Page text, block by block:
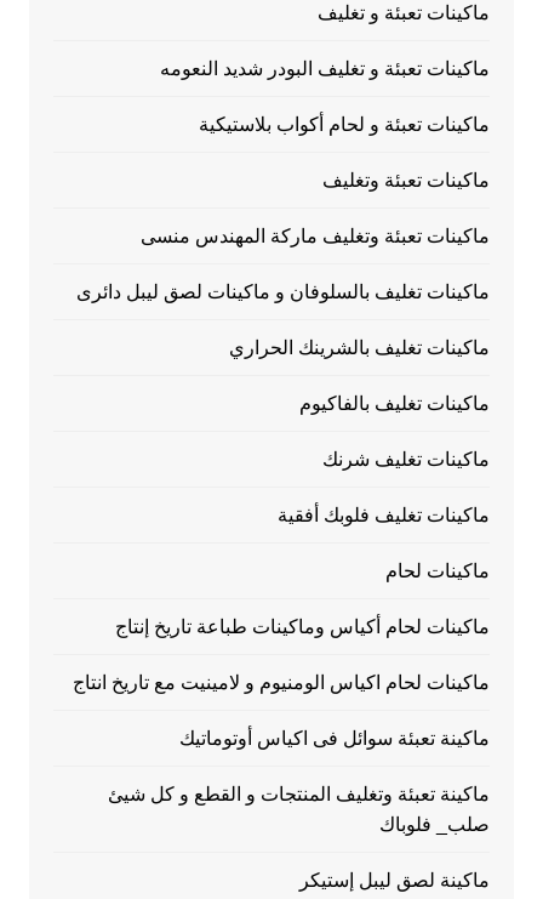
ماكينات تعبئة و تغليف
ماكينات تعبئة و تغليف البودر شديد النعومه
ماكينات تعبئة و لحام أكواب بلاستيكية
ماكينات تعبئة وتغليف
ماكينات تعبئة وتغليف ماركة المهندس منسى
ماكينات تغليف بالسلوفان و ماكينات لصق ليبل دائرى
ماكينات تغليف بالشرينك الحراري
ماكينات تغليف بالفاكيوم
ماكينات تغليف شرنك
ماكينات تغليف فلوبك أفقية
ماكينات لحام
ماكينات لحام أكياس وماكينات طباعة تاريخ إنتاج
ماكينات لحام اكياس الومنيوم و لامينيت مع تاريخ انتاج
ماكينة تعبئة سوائل فى اكياس أوتوماتيك
ماكينة تعبئة وتغليف المنتجات و القطع و كل شيئ
صلب_ فلوباك
ماكينة لصق ليبل إستيكر